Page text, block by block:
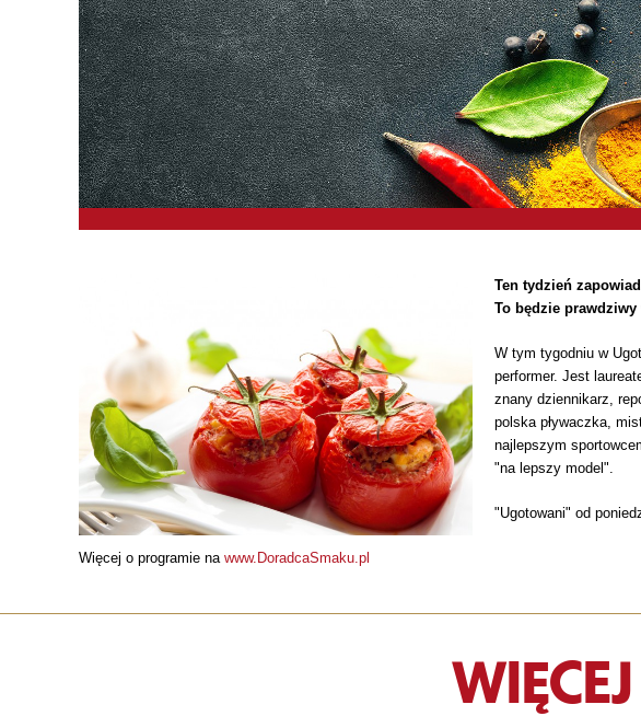
Ten tydzień
To będzie
W tym tygodniu w
performer. Jest
znany dziennikarz,
polska pływaczka,
najlepszym
"na lepszy model".
"Ugotowani" od
Więcej o programie na www.DoradcaSmaku.pl